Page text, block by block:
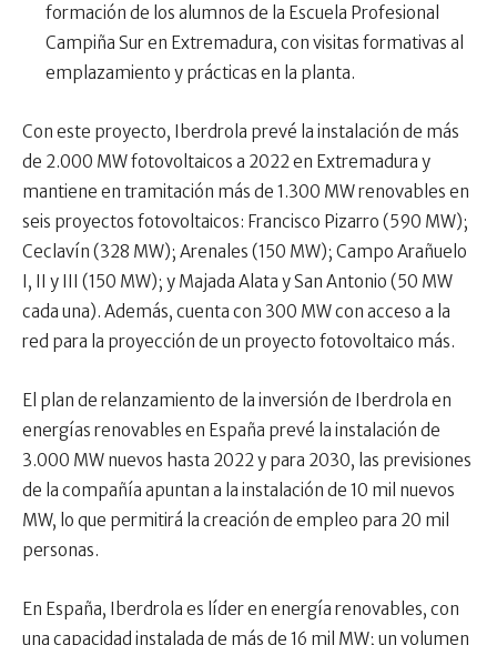
formación de los alumnos de la Escuela Profesional
Campiña Sur en Extremadura, con visitas formativas al
emplazamiento y prácticas en la planta.
Con este proyecto, Iberdrola prevé la instalación de más
de 2.000 MW fotovoltaicos a 2022 en Extremadura y
mantiene en tramitación más de 1.300 MW renovables en
seis proyectos fotovoltaicos: Francisco Pizarro (590 MW);
Ceclavín (328 MW); Arenales (150 MW); Campo Arañuelo
I, II y III (150 MW); y Majada Alata y San Antonio (50 MW
cada una). Además, cuenta con 300 MW con acceso a la
red para la proyección de un proyecto fotovoltaico más.
El plan de relanzamiento de la inversión de Iberdrola en
energías renovables en España prevé la instalación de
3.000 MW nuevos hasta 2022 y para 2030, las previsiones
de la compañía apuntan a la instalación de 10 mil nuevos
MW, lo que permitirá la creación de empleo para 20 mil
personas.
En España, Iberdrola es líder en energía renovables, con
una capacidad instalada de más de 16 mil MW; un volumen